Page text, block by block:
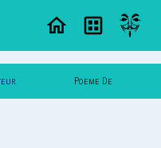
Poeme De